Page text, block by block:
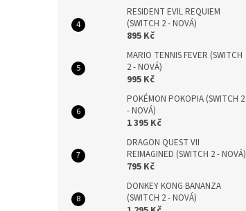
RESIDENT EVIL REQUIEM
(SWITCH 2 - NOVÁ)
895 Kč
MARIO TENNIS FEVER (SWITCH
2 - NOVÁ)
995 Kč
POKÉMON POKOPIA (SWITCH 2
- NOVÁ)
1 395 Kč
DRAGON QUEST VII
REIMAGINED (SWITCH 2 - NOVÁ)
795 Kč
DONKEY KONG BANANZA
(SWITCH 2 - NOVÁ)